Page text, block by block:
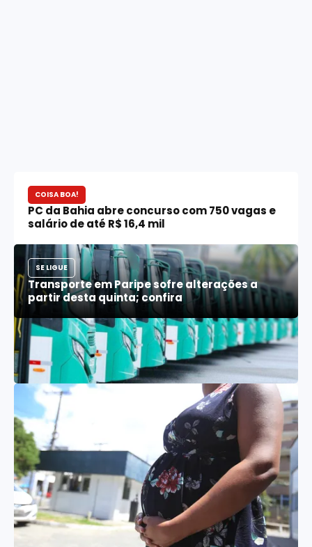
COISA BOA!
PC da Bahia abre concurso com 750 vagas e
salário de até R$ 16,4 mil
SE LIGUE
Transporte em Paripe sofre alterações a
partir desta quinta; confira